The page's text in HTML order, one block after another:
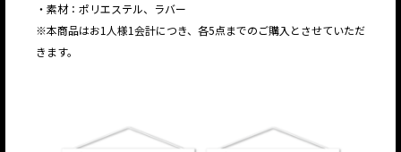
・素材：ポリエステル、ラバー
※本商品はお1人様1会計につき、各5点までのご購入とさせていただ
きます。